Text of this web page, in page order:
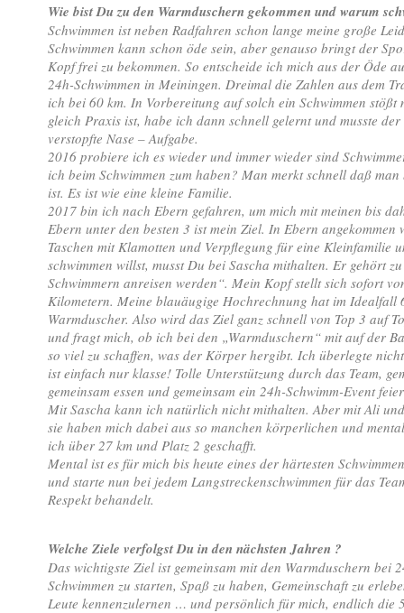
Wie bist Du zu den Warmduschern gekommen und warum
Schwimmen ist neben Radfahren schon lange meine große
Schwimmen kann schon öde sein, aber genauso bringt der
Kopf frei zu bekommen. So entscheide ich mich aus der Öde
24h-Schwimmen in Meiningen. Dreimal die Zahlen aus dem
ich bei 60 km. In Vorbereitung auf solch ein Schwimmen
gleich Praxis ist, habe ich dann schnell gelernt und musste
verstopfte Nase – Aufgabe.
2016 probiere ich es wieder und immer wieder sind
ich beim Schwimmen zum haben? Man merkt schnell daß
ist. Es ist wie eine kleine Familie.
2017 bin ich nach Ebern gefahren, um mich mit meinen bis
Ebern unter den besten 3 ist mein Ziel. In Ebern
Taschen mit Klamotten und Verpflegung für eine Kleinfamilie
schwimmen willst, musst Du bei Sascha mithalten. Er gehört
Schwimmern anreisen werden“. Mein Kopf stellt sich sofort
Kilometern. Meine blauäugige Hochrechnung hat im Idealfall
Warmduscher. Also wird das Ziel ganz schnell von Top 3 auf
und fragt mich, ob ich bei den „Warmduschern“ mit auf der
so viel zu schaffen, was der Körper hergibt. Ich überlegte
ist einfach nur klasse! Tolle Unterstützung durch das Team,
gemeinsam essen und gemeinsam ein 24h-Schwimm-Event
Mit Sascha kann ich natürlich nicht mithalten. Aber mit Ali
sie haben mich dabei aus so manchen körperlichen und
ich über 27 km und Platz 2 geschafft.
Mental ist es für mich bis heute eines der härtesten
und starte nun bei jedem Langstreckenschwimmen für das
Respekt behandelt.
Welche Ziele verfolgst Du in den nächsten Jahren ?
Das wichtigste Ziel ist gemeinsam mit den Warmduschern bei
Schwimmen zu starten, Spaß zu haben, Gemeinschaft zu
Leute kennenzulernen … und persönlich für mich, endlich die